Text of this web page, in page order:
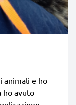
animali e ho
ho avuto